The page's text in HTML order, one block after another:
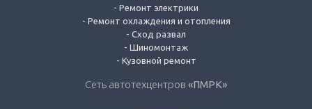
- Ремонт электрики
- Ремонт охлаждения и отопления
- Сход развал
- Шиномонтаж
- Кузовной ремонт
Сеть автотехцентров «ПМРК»